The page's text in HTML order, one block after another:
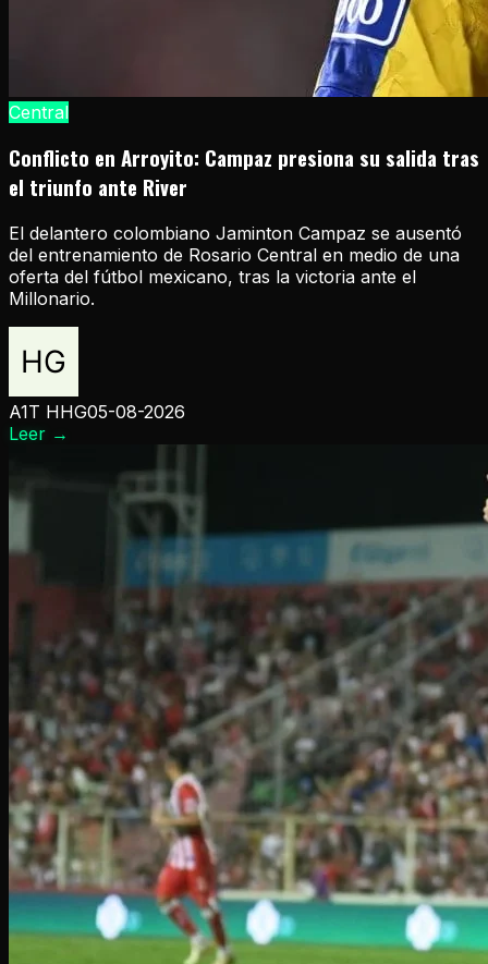
Central
Conflicto en Arroyito: Campaz presiona su salida tras
el triunfo ante River
El delantero colombiano Jaminton Campaz se ausentó
del entrenamiento de Rosario Central en medio de una
oferta del fútbol mexicano, tras la victoria ante el
Millonario.
A1T HHG05-08-2026
Leer →